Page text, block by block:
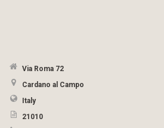
Via Roma 72
Cardano al Campo
Italy
21010